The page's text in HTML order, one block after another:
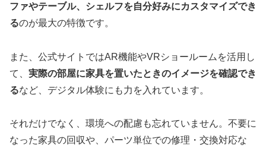
ファやテーブル、シェルフを自分好みにカスタマイズでき
るのが最大の特徴です。
また、公式サイトではAR機能やVRショールームを活用し
て、 実際の部屋に家具を置いたときのイメージを確認でき
るなど、デジタル体験にも力を入れています。
それだけでなく、環境への配慮も忘れていません。不要に
なった家具の回収や、パーツ単位での修理・交換対応な